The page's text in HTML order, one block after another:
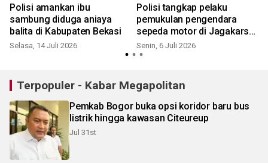
Polisi amankan ibu
sambung diduga aniaya
balita di Kabupaten Bekasi
Selasa, 14 Juli 2026
Polisi tangkap pelaku
pemukulan pengendara
sepeda motor di Jagakarsa
Jaksel
Senin, 6 Juli 2026
Terpopuler - Kabar Megapolitan
Pemkab Bogor buka opsi koridor baru bus
listrik hingga kawasan Citeureup
Jul 31st